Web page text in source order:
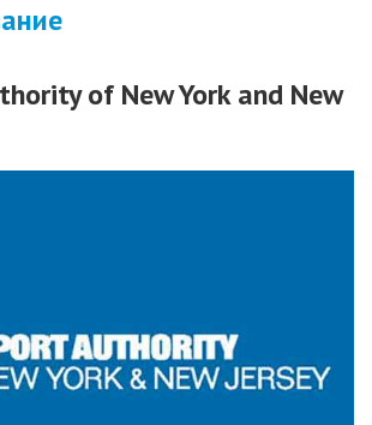
of New York and New